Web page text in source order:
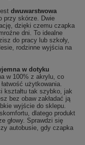
dwuwarstwowa
przy skórze. Dwie
dzięki czemu czapka
dni. To idealne
do pracy lub szkoły,
rodzinne wyjścia na
w dotyku
w 100% z akrylu, co
użytkowania.
kształtu tak szybko, jak
bez obaw zakładać ją
wyjście do sklepu.
dlatego produkt
głowy. Sprawdzi się
autobusie, gdy czapka